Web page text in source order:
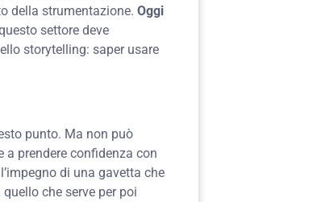
della strumentazione. Oggi
settore deve
storytelling: saper usare
punto. Ma non può
a prendere confidenza con
di una gavetta che
che serve per poi